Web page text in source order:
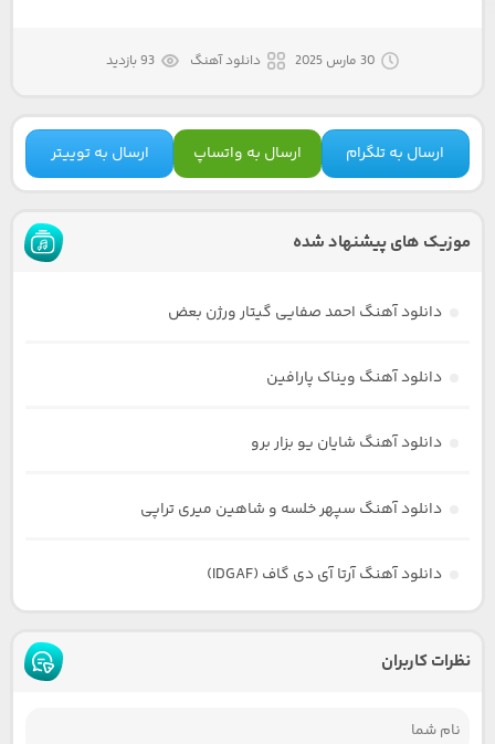
30 مارس 2025 دانلود آهنگ 93 بازدید
ارسال به تلگرام ارسال به واتساپ ارسال به توییتر
موزیک های پیشنهاد شده
دانلود آهنگ احمد صفایی گیتار ورژن بعض
دانلود آهنگ ویناک پارافین
دانلود آهنگ شایان یو بزار برو
دانلود آهنگ سپهر خلسه و شاهین میری تراپی
دانلود آهنگ آرتا آی دی گاف (IDGAF)
نظرات کاربران